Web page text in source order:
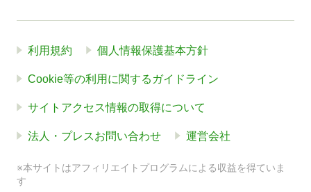
利用規約 個人情報保護基本方針
Cookie等の利用に関するガイドライン
サイトアクセス情報の取得について
法人・プレスお問い合わせ 運営会社
※本サイトはアフィリエイトプログラムによる収益を得ていま
す